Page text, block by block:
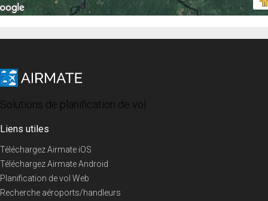
Solutions de planification de vol
Liens utiles
Téléchargez Airmate iOS
Téléchargez Airmate Android
Planification de vol Web
Recherche aéroports/handleurs